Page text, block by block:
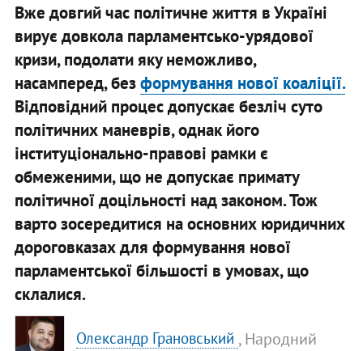
Вже довгий час політичне життя в Україні
вирує довкола парламентсько-урядової
кризи, подолати яку неможливо,
насамперед, безформування нової коаліції.
Відповідний процес допускає безліч суто
політичних маневрів, однак його
інституціонально-правові рамки є
обмеженими, що не допускає примату
політичної доцільності над законом. Тож
варто зосередитися на основних юридичних
дороговказах для формування нової
парламентської більшості в умовах, що
склалися.
Олександр Грановський , Народний